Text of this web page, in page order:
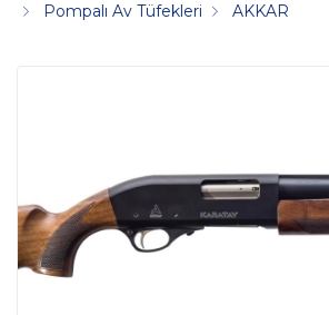
Pompalı Av Tüfekleri
AKKAR